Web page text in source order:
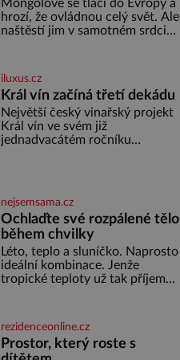
Mongolové se tlačí do Evropy a
hrozí, že ovládnou celý svět. Ale
naštěstí jim v samotném srdci
dobyvatelské hordy zastavit. Co
nedokáže žádná z asijských říší,
co nedokážou Němci – to
dokáže český král. Nebo že by
ne? Mongolové od roku 1223
postupují podél Kaspického a
iluxus.cz
Král vín začíná třetí dekádu
Největší český vinařský projekt
Král vín ve svém již
jednadvacátém ročníku
nejsemsama.cz
Ochlaďte své rozpálené tělo
během chvilky
Léto, teplo a sluníčko. Naprosto
ideální kombinace. Jenže
tropické teploty už tak příjemné
dyž se nám tropy zaryjí pod
kůži, hledáme úlevu v bazénu
nebo pomocí klimatizace. Jenže
rezidenceonline.cz
Prostor, který roste s